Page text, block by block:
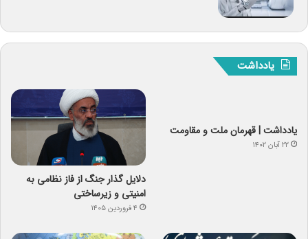
یادداشت
یادداشت | قهرمان ملت و مقاومت
۲۲ آبان ۱۴۰۲
دلایل گذار جنگ از فاز نظامی به
امنیتی و زیرساختی
۴ فروردین ۱۴۰۵